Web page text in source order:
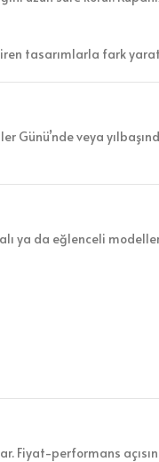
tasarımlarla fark
veya
da eğlenceli
Fiyat-performans